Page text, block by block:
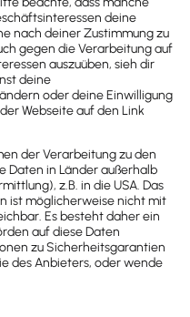
automatisch. Kein
Registrierung
3 Monate